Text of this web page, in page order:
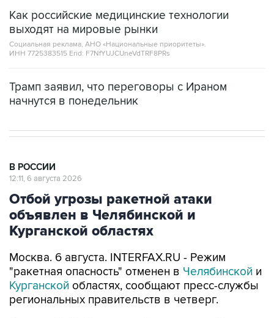
Как российские медицинские технологии
выходят на мировые рынки
Социальная реклама, АНО «Национальные приоритеты».
ИНН 7725383515 Erid: F7NfYUJCUneVdTRF8PRs
Трамп заявил, что переговоры с Ираном
начнутся в понедельник
В РОССИИ
12:11, 6 августа 2026
Отбой угрозы ракетной атаки
объявлен в Челябинской и
Курганской областях
Москва. 6 августа. INTERFAX.RU - Режим
"ракетная опасность" отменен в Челябинской и
Курганской областях, сообщают пресс-службы
региональных правительств в четверг.